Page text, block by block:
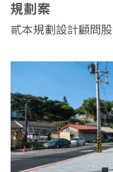
規劃案
貳本規劃設計顧問